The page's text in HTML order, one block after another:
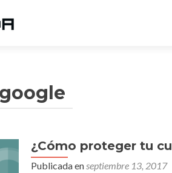
google
¿Cómo proteger tu
Publicada enseptiembre 13, 2017